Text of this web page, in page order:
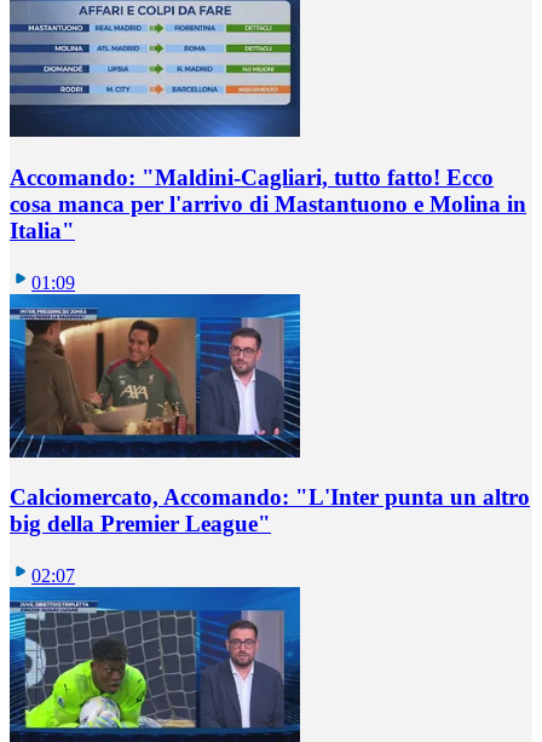
Accomando: "Maldini-Cagliari, tutto fatto! Ecco
cosa manca per l'arrivo di Mastantuono e Molina in
Italia"
01:09
Calciomercato, Accomando: "L'Inter punta un altro
big della Premier League"
02:07